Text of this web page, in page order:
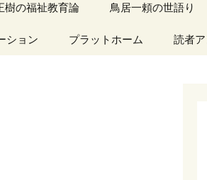
アーカイブ（１）
樹の福祉教育論
イブ（１）
鳥居一頼の世語り
アーカイブ（１）
ション プラットホーム 読者